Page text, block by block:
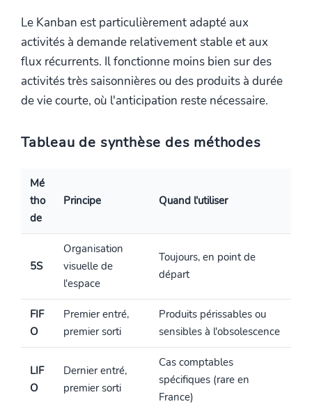
Le Kanban est particulièrement adapté aux
activités à demande relativement stable et aux
flux récurrents. Il fonctionne moins bien sur des
activités très saisonnières ou des produits à durée
de vie courte, où l'anticipation reste nécessaire.
Tableau de synthèse des méthodes
Mé
tho
de
Principe Quand l'utiliser
5S
Organisation
visuelle de
l'espace
Toujours, en point de
départ
FIF
O
Premier entré,
premier sorti
Produits périssables ou
sensibles à l'obsolescence
LIF
O
Dernier entré,
premier sorti
Cas comptables
spécifiques (rare en
France)